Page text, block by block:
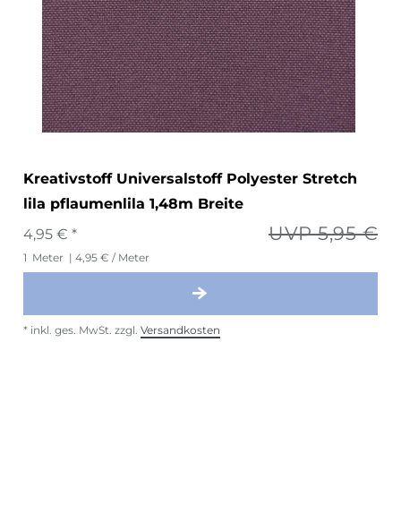
Kreativstoff Universalstoff Polyester Stretch
lila pflaumenlila 1,48m Breite
UVP 5,95 €
4,95 € *
1 Meter | 4,95 € / Meter
* inkl. ges. MwSt. zzgl. Versandkosten